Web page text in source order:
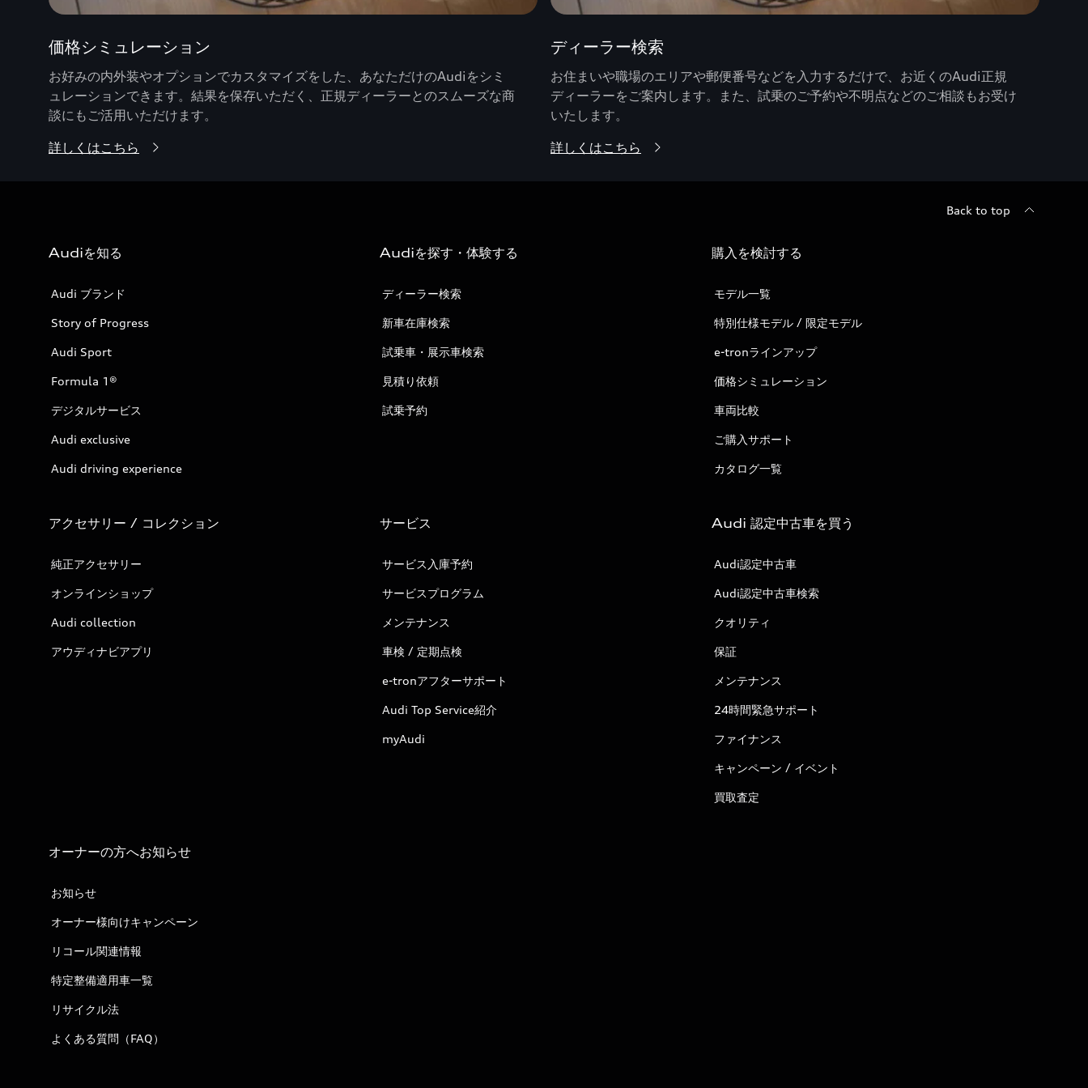
価格シミュレーション
お好みの内外装やオプションでカスタマイズをした、あなただけのAudiをシミ
ュレーションできます。結果を保存いただく、正規ディーラーとのスムーズな商
談にもご活用いただけます。
詳しくはこちら
ディーラー検索
お住まいや職場のエリアや郵便番号などを入力するだけで、お近くのAudi正規
ディーラーをご案内します。また、試乗のご予約や不明点などのご相談もお受け
いたします。
詳しくはこちら
Back to top
Audiを知る
Audi ブランド
Story of Progress
Audi Sport
Formula 1®
デジタルサービス
Audi exclusive
Audi driving experience
Audiを探す・体験する
ディーラー検索
新車在庫検索
試乗車・展示車検索
見積り依頼
試乗予約
購入を検討する
モデル一覧
特別仕様モデル / 限定モデル
e-tronラインアップ
価格シミュレーション
車両比較
ご購入サポート
カタログ一覧
アクセサリー / コレクション
純正アクセサリー
オンラインショップ
Audi collection
アウディナビアプリ
サービス
サービス入庫予約
サービスプログラム
メンテナンス
車検 / 定期点検
e-tronアフターサポート
Audi Top Service紹介
myAudi
Audi 認定中古車を買う
Audi認定中古車
Audi認定中古車検索
クオリティ
保証
メンテナンス
24時間緊急サポート
ファイナンス
キャンペーン / イベント
買取査定
オーナーの方へお知らせ
お知らせ
オーナー様向けキャンペーン
リコール関連情報
特定整備適用車一覧
リサイクル法
よくある質問（FAQ）